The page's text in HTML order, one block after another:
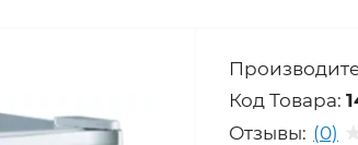
Код Товара:
Отзывы: (0)